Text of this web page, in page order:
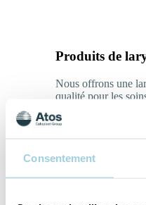
Consentement
Produits de
Nous offrons une
qualité pour les
d’Humidité),